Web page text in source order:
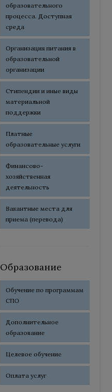
образовательного
процесса. Доступная
среда
Организация питания в
образовательной
организации
Стипендии и иные виды
материальной
поддержки
Платные
образовательные услуги
Финансово-
хозяйственная
деятельность
Вакантные места для
приема (перевода)
Образование
Обучение по программам
СПО
Дополнительное
образование
Целевое обучение
Оплата услуг